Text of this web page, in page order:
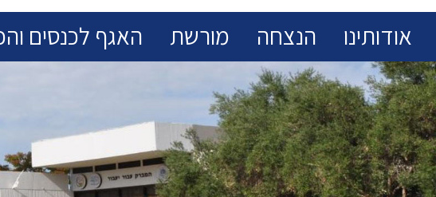
אודותינו הנצחה מורשת האגף לכנסים